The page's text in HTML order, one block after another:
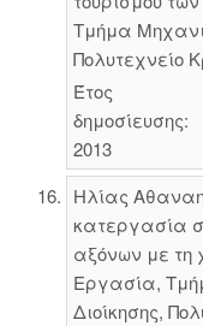
Τμήμα
Πολυτεχνείο
Έτος
δημοσίευσης:
2013
Ηλίας
κατεργασία
αξόνων με τη
Εργασία,
Διοίκησης,